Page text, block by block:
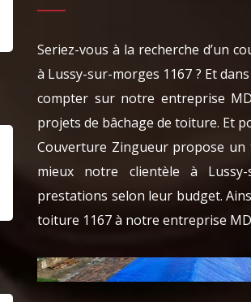
Seriez-vous à la recherche d’un
à Lussy-sur-morges 1167 ? Et
compter sur notre entreprise
projets de bâchage de toiture. Et
Couverture Zingueur propose
mieux notre clientèle à
prestations selon leur budget.
toiture 1167 à notre entreprise